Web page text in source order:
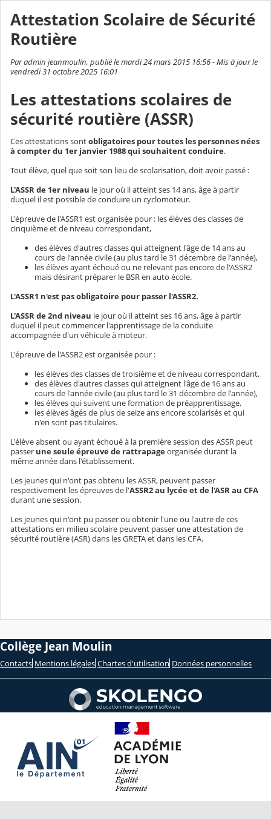
Attestation Scolaire de Sécurité
Routière
Par admin jeanmoulin, publié le mardi 24 mars 2015 16:56 - Mis à jour le
vendredi 31 octobre 2025 16:01
Les attestations scolaires de
sécurité routière (ASSR)
Ces attestations sontobligatoires pour toutes les personnes nées
à compter du 1er janvier 1988 qui souhaitent conduire.
Tout élève, quel que soit son lieu de scolarisation, doit avoir passé :
L'ASSR de 1er niveau le jour où il atteint ses 14 ans, âge à partir
duquel il est possible de conduire un cyclomoteur.
L'épreuve de l'ASSR1 est organisée pour : les élèves des classes de
cinquième et de niveau correspondant,
des élèves d'autres classes qui atteignent l'âge de 14 ans au
cours de l'année civile (au plus tard le 31 décembre de l'année),
les élèves ayant échoué ou ne relevant pas encore de l'ASSR2
mais désirant préparer le BSR en auto école.
L'ASSR1 n'est pas obligatoire pour passer l'ASSR2.
L'ASSR de 2nd niveau le jour où il atteint ses 16 ans, âge à partir
duquel il peut commencer l'apprentissage de la conduite
accompagnée d'un véhicule à moteur.
L'épreuve de l'ASSR2 est organisée pour :
les élèves des classes de troisième et de niveau correspondant,
des élèves d'autres classes qui atteignent l'âge de 16 ans au
cours de l'année civile (au plus tard le 31 décembre de l'année),
les élèves qui suivent une formation de préapprentissage,
les élèves âgés de plus de seize ans encore scolarisés et qui
n'en sont pas titulaires.
L'élève absent ou ayant échoué à la première session des ASSR peut
passer une seule épreuve de rattrapageorganisée durant la
même année dans l'établissement.
Les jeunes qui n'ont pas obtenu les ASSR, peuvent passer
respectivement les épreuves de l'ASSR2 au lycée et de l'ASR au CFA
durant une session.
Les jeunes qui n'ont pu passer ou obtenir l'une ou l'autre de ces
attestations en milieu scolaire peuvent passer une attestation de
sécurité routière (ASR) dans les GRETA et dans les CFA.
Collège Jean Moulin
Contacts Mentions légales Chartes d'utilisation Données personnelles